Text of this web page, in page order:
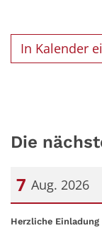
In Kalender
Die
7 Aug. 2026
Datum: 7.
Herzliche Einladung